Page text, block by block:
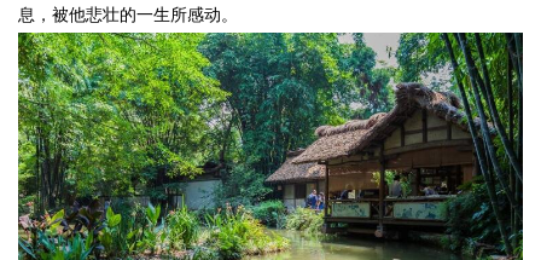
息，被他悲壮的一生所感动。